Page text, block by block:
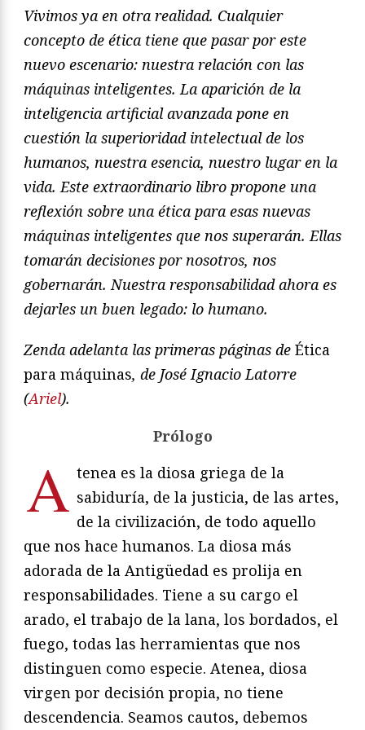
Vivimos ya en otra realidad. Cualquier
concepto de ética tiene que pasar por este
nuevo escenario: nuestra relación con las
máquinas inteligentes. La aparición de la
inteligencia artificial avanzada pone en
cuestión la superioridad intelectual de los
humanos, nuestra esencia, nuestro lugar en la
vida. Este extraordinario libro propone una
reflexión sobre una ética para esas nuevas
máquinas inteligentes que nos superarán. Ellas
tomarán decisiones por nosotros, nos
gobernarán. Nuestra responsabilidad ahora es
dejarles un buen legado: lo humano.
Zenda adelanta las primeras páginas de Ética
para máquinas, de José Ignacio Latorre
(Ariel).
Prólogo
A tenea es la diosa griega de la
sabiduría, de la justicia, de las artes,
de la civilización, de todo aquello
que nos hace humanos. La diosa más
adorada de la Antigüedad es prolija en
responsabilidades. Tiene a su cargo el
arado, el trabajo de la lana, los bordados, el
fuego, todas las herramientas que nos
distinguen como especie. Atenea, diosa
virgen por decisión propia, no tiene
descendencia. Seamos cautos, debemos